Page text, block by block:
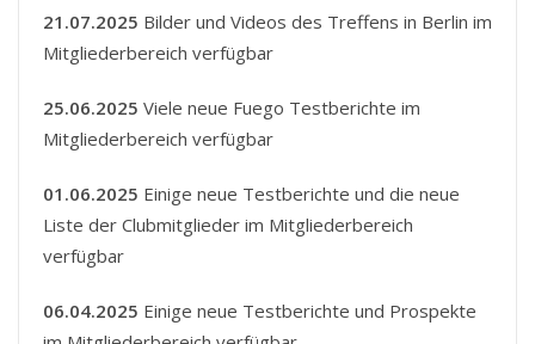
21.07.2025 Bilder und Videos des Treffens in Berlin im
Mitgliederbereich verfügbar
25.06.2025 Viele neue Fuego Testberichte im
Mitgliederbereich verfügbar
01.06.2025 Einige neue Testberichte und die neue
Liste der Clubmitglieder im Mitgliederbereich
verfügbar
06.04.2025 Einige neue Testberichte und Prospekte